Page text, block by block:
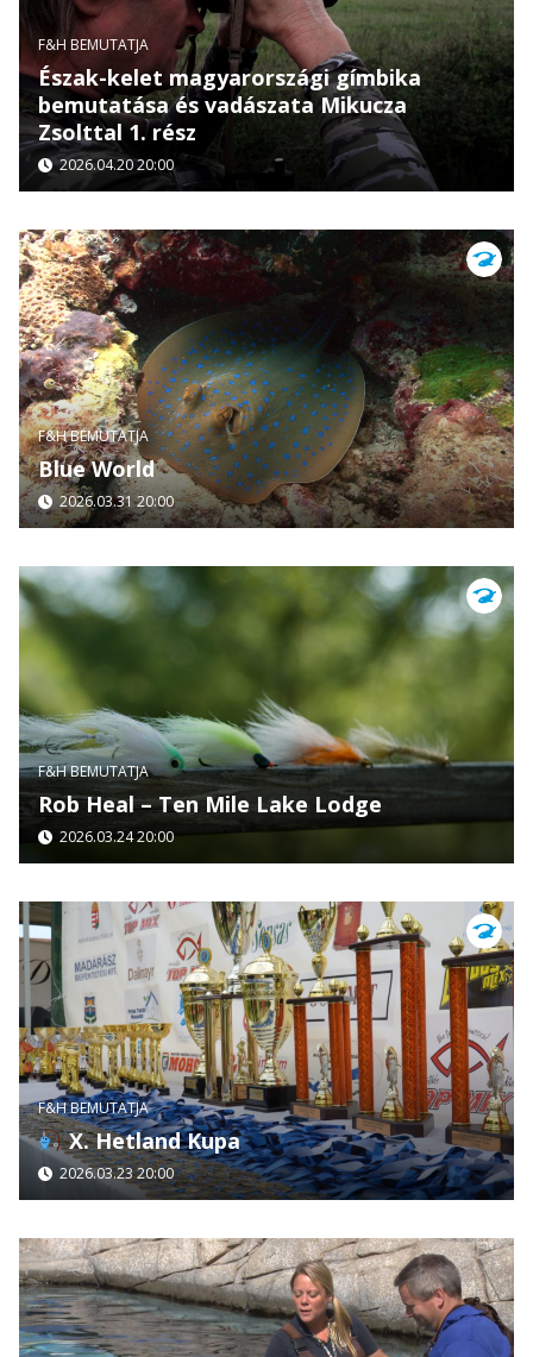
F&H BEMUTATJA
Észak-kelet magyarországi gímbika
bemutatása és vadászata Mikucza
Zsolttal 1. rész
2026.04.20 20:00
F&H BEMUTATJA
Blue World
2026.03.31 20:00
F&H BEMUTATJA
Rob Heal – Ten Mile Lake Lodge
2026.03.24 20:00
F&H BEMUTATJA
X. Hetland Kupa
2026.03.23 20:00